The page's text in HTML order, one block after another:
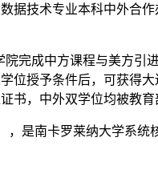
据技术专业本科中外合
完成中方课程与美方
授予条件后，可获得
书，中外双学位均被教育
，是南卡罗莱纳大学系统